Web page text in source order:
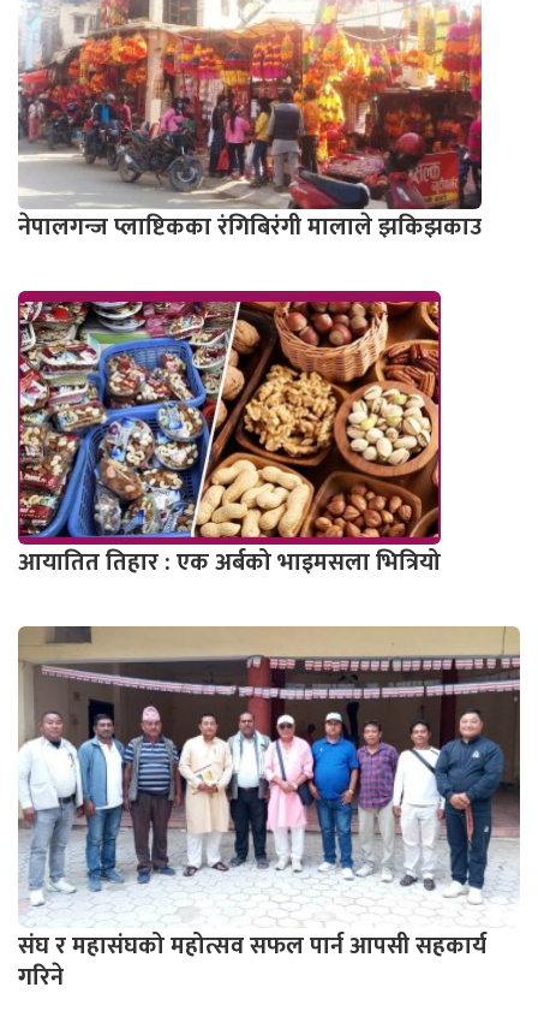
नेपालगन्ज प्लाष्टिकका रंगिबिरंगी मालाले झकिझकाउ
आयातित तिहार : एक अर्बको भाइमसला भित्रियो
संघ र महासंघको महोत्सव सफल पार्न आपसी सहकार्य
गरिने